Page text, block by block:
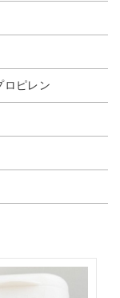
ロピレン